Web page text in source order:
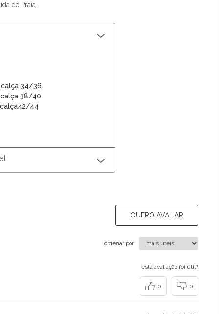
de Praia
calça 34/36
calça 38/40
44
QUERO AVALIAR
ordenar por
esta avaliação foi útil?
0 0